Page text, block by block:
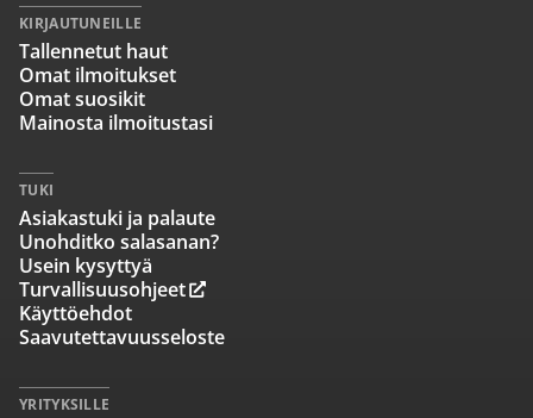
KIRJAUTUNEILLE
Tallennetut haut
Omat ilmoitukset
Omat suosikit
Mainosta ilmoitustasi
TUKI
Asiakastuki ja palaute
Unohditko salasanan?
Usein kysyttyä
Turvallisuusohjeet
Käyttöehdot
Saavutettavuusseloste
YRITYKSILLE